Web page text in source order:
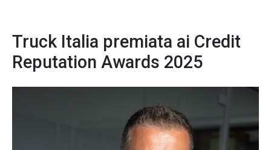
Truck Italia premiata ai Credit
Reputation Awards 2025